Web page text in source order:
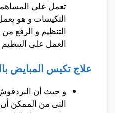
تعمل على
التكيسات و هو
التنظيم و الرفع
العمل على
علاج تكيس المبايض
و حيث أن
التى من الممكن